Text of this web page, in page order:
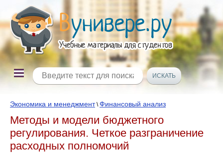
Экономика и менеджмент\Финансовый анализ
Методы и модели бюджетного
регулирования. Четкое разграничение
расходных полномочий